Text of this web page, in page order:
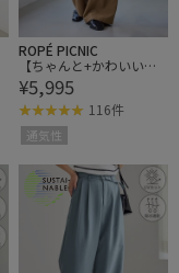
ROPÉ PICNIC
【ちゃんと+かわいい保
証】エアリーリネンライ
ク タックワイドパンツ/U
Vカット・速乾
¥5,995
116件
通気性